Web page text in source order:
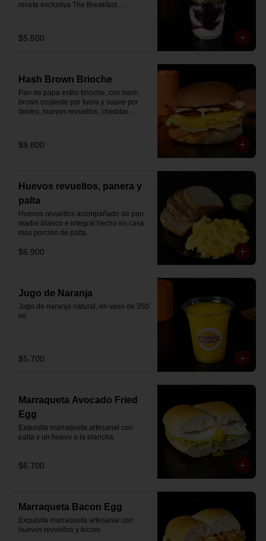
receta exclusiva The Breakfast.
$5.500
Hash Brown Brioche
Pan de papa estilo brioche, con hash
brown crujiente por fuera y suave por
dentro, huevos revueltos, cheddar
partir el día en modo desayuno buffet.
$9.800
Huevos revueltos, panera y
palta
Huevos revueltos acompañado de pan
madre blanco e integral hecho en casa
más porción de palta.
$6.900
Jugo de Naranja
Jugo de naranja natural, en vaso de 350
ml.
$5.700
Marraqueta Avocado Fried
Egg
Exquisita marraqueta artesanal con
palta y un huevo a la plancha.
$6.700
Marraqueta Bacon Egg
Exquisita marraqueta artesanal con
huevos revueltos y tocino.